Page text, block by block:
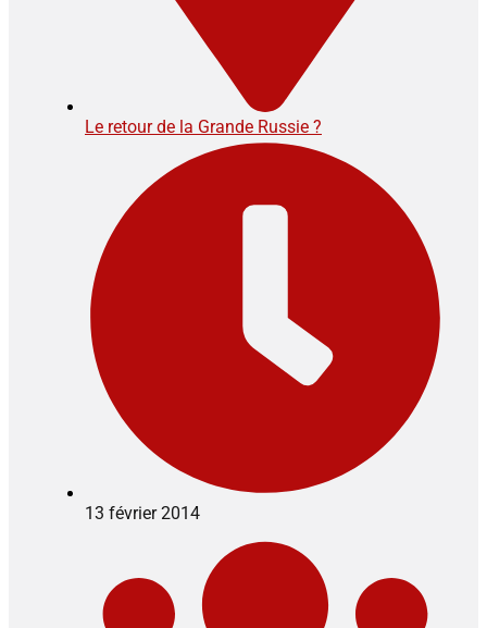
Le retour de la Grande Russie ?
13 février 2014